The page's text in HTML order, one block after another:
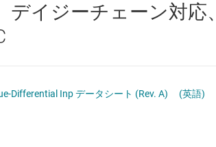
コン (MCU) / プロセッサ
タ ドライバ
ト)
イジーチェーン対応、
Differential Inp データシート (Rev. A) (英語)